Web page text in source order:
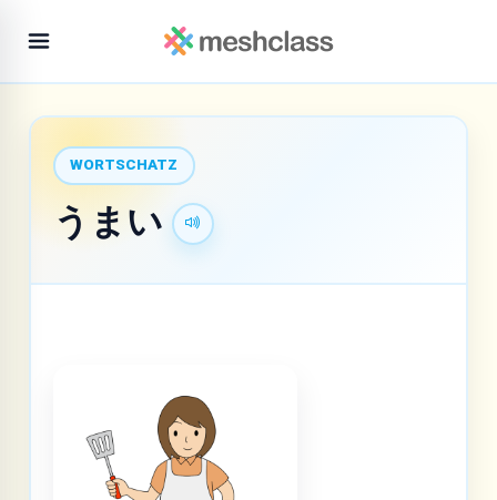
WORTSCHATZ
うまい